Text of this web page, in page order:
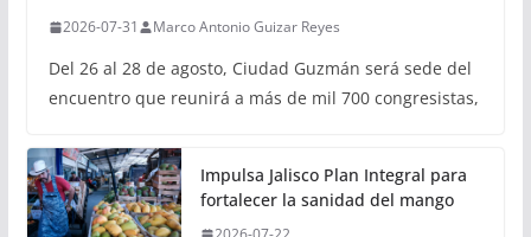
2026-07-31 Marco Antonio Guizar Reyes
Del 26 al 28 de agosto, Ciudad Guzmán será sede del
encuentro que reunirá a más de mil 700 congresistas,
Impulsa Jalisco Plan Integral para
fortalecer la sanidad del mango